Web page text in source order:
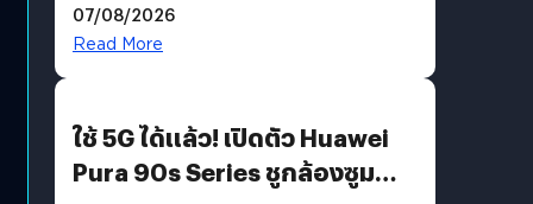
บริโภคและ B2B
07/08/2026
Read More
ใช้ 5G ได้แล้ว! เปิดตัว Huawei
Pura 90s Series ชูกล้องซูม